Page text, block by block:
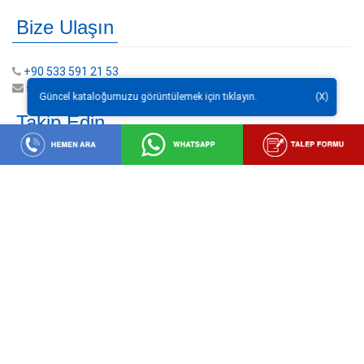
Güncel kataloğumuzu görüntülemek için tıklayın. (X)
Hemen Arayın! WhatsApp'tan Ulaşın! Talep Formu
Bize Ulaşın
+90 533 591 21 53
sales@crntech.com.tr
Takip Edin
Sosyal medyada bizi takip edin: